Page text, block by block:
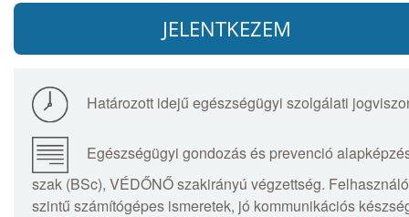
JELENTKEZEM
Határozott idejű egészségügyi szolgálati
Egészségügyi gondozás és prevenció
szak (BSc), VÉDŐNŐ szakirányú végzettség.
szintű számítógépes ismeretek, jó kommunikációs